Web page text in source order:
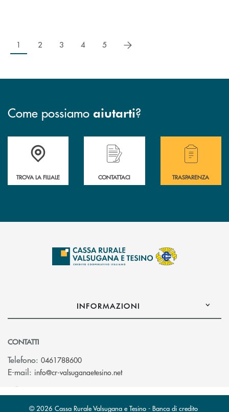
1 2 3 4 5 successivo
Come possiamo aiutarti?
Accedi all' elenco completo delle filiali .
TROVA LA FILIALE
Hai bisogno di assistenza immediata?
CONTATTACI
Hai bisogno di
TRASPARENZA
INFORMAZIONI
CONTATTI
Telefono: 0461788600
E-mail: info@cr-valsuganaetesino.net(si apre l’app di posta
© 2026 Cassa Rurale Valsugana e Tesino - Banca di credito